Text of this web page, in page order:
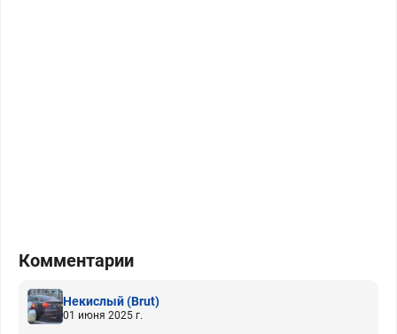
Комментарии
Некислый(Brut)
01 июня 2025 г.